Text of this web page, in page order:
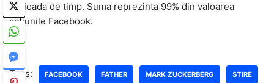
perioada de timp. Suma reprezinta 99% din valoarea
actiunile Facebook.
Tags: FACEBOOK FATHER MARK ZUCKERBERG STIRE